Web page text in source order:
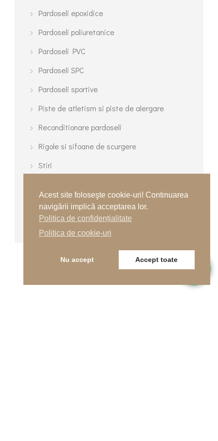
Pardoseli epoxidice
Pardoseli poliuretanice
Pardoseli PVC
Pardoseli SPC
Pardoseli sportive
Piste de atletism si piste de alergare
Reconditionare pardoseli
Rigole si sifoane de scurgere
Stiri
Terenuri de tenis
Terenuri turnate multisport
Acest site foloseşte cookie-uri! Continuarea
navigării implică acceptarea lor.
Politica de confidențialitate
Politica de cookie-uri
Nu accept Accept toate